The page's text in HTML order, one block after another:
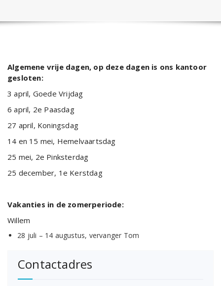
Algemene vrije dagen, op deze dagen is ons kantoor
gesloten:
3 april, Goede Vrijdag
6 april, 2e Paasdag
27 april, Koningsdag
14 en 15 mei, Hemelvaartsdag
25 mei, 2e Pinksterdag
25 december, 1e Kerstdag
Vakanties in de zomerperiode:
Willem
28 juli – 14 augustus, vervanger Tom
Contactadres